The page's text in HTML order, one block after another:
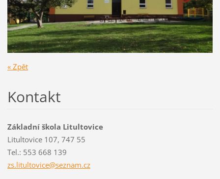
« Zpět
Kontakt
Základní škola Litultovice
Litultovice 107, 747 55
Tel.: 553 668 139
zs.litultovice@seznam.cz